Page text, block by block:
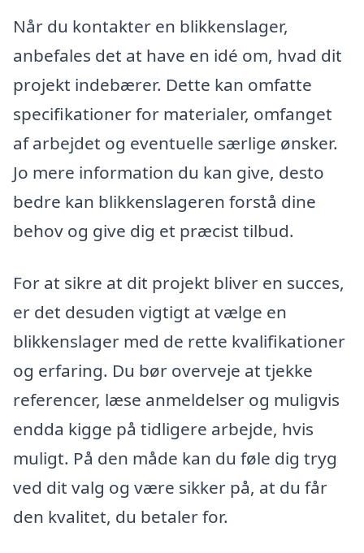
Når du kontakter en blikkenslager,
anbefales det at have en idé om, hvad dit
projekt indebærer. Dette kan omfatte
specifikationer for materialer, omfanget
af arbejdet og eventuelle særlige ønsker.
Jo mere information du kan give, desto
bedre kan blikkenslageren forstå dine
behov og give dig et præcist tilbud.
For at sikre at dit projekt bliver en succes,
er det desuden vigtigt at vælge en
blikkenslager med de rette kvalifikationer
og erfaring. Du bør overveje at tjekke
referencer, læse anmeldelser og muligvis
endda kigge på tidligere arbejde, hvis
muligt. På den måde kan du føle dig tryg
ved dit valg og være sikker på, at du får
den kvalitet, du betaler for.